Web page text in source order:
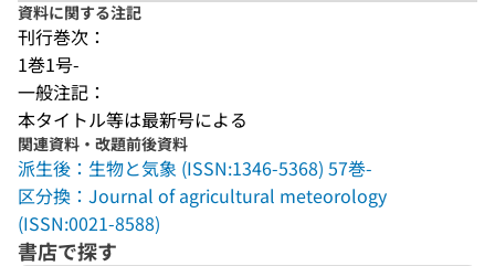
資料に関する注記
刊行巻次：
1巻1号-
一般注記：
本タイトル等は最新号による
関連資料・改題前後資料
派生後：生物と気象 (ISSN:1346-5368) 57巻-
区分換：Journal of agricultural meteorology
(ISSN:0021-8588)
書店で探す